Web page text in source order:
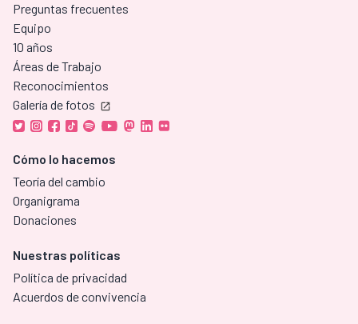
Preguntas frecuentes
Equipo
10 años
Áreas de Trabajo
Reconocimientos
Galería de fotos
Cómo lo hacemos
Teoría del cambio
Organigrama
Donaciones
Nuestras políticas
Política de privacidad
Acuerdos de convivencia